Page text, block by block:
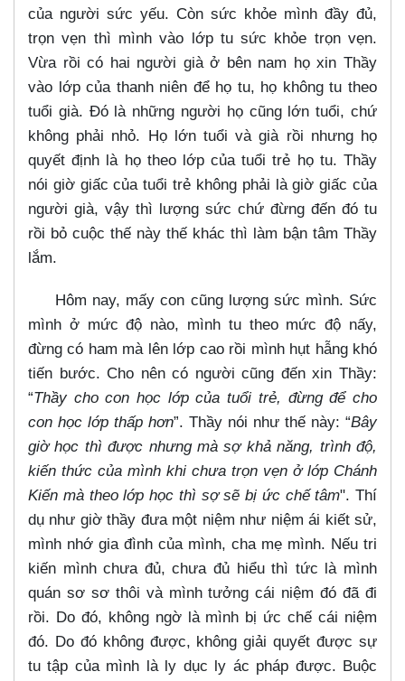
của người sức yếu. Còn sức khỏe mình đầy đủ,
trọn vẹn thì mình vào lớp tu sức khỏe trọn vẹn.
Vừa rồi có hai người già ở bên nam họ xin Thầy
vào lớp của thanh niên để họ tu, họ không tu theo
tuổi già. Đó là những người họ cũng lớn tuổi, chứ
không phải nhỏ. Họ lớn tuổi và già rồi nhưng họ
quyết định là họ theo lớp của tuổi trẻ họ tu. Thầy
nói giờ giấc của tuổi trẻ không phải là giờ giấc của
người già, vậy thì lượng sức chứ đừng đến đó tu
rồi bỏ cuộc thế này thế khác thì làm bận tâm Thầy
lắm.
Hôm nay, mấy con cũng lượng sức mình. Sức
mình ở mức độ nào, mình tu theo mức độ nấy,
đừng có ham mà lên lớp cao rồi mình hụt hẫng khó
tiến bước. Cho nên có người cũng đến xin Thầy:
“Thầy cho con học lớp của tuổi trẻ, đừng để cho
con học lớp thấp hơn”. Thầy nói như thế này: “Bây
giờ học thì được nhưng mà sợ khả năng, trình độ,
kiến thức của mình khi chưa trọn vẹn ở lớp Chánh
Kiến mà theo lớp học thì sợ sẽ bị ức chế tâm". Thí
dụ như giờ thầy đưa một niệm như niệm ái kiết sử,
mình nhớ gia đình của mình, cha mẹ mình. Nếu tri
kiến mình chưa đủ, chưa đủ hiểu thì tức là mình
quán sơ sơ thôi và mình tưởng cái niệm đó đã đi
rồi. Do đó, không ngờ là mình bị ức chế cái niệm
đó. Do đó không được, không giải quyết được sự
tu tập của mình là ly dục ly ác pháp được. Buộc